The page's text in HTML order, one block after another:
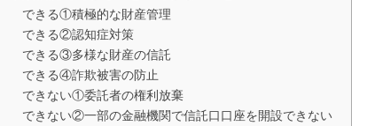
できる①積極的な財産管理
できる②認知症対策
できる③多様な財産の信託
できる④詐欺被害の防止
できない①委託者の権利放棄
できない②一部の金融機関で信託口口座を開設できない